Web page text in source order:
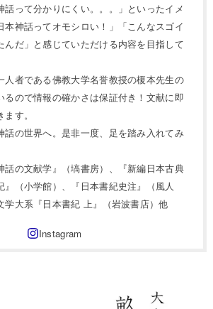
話って分かりにくい。。。」といったイメ
本神話ってオモシロい！」「こんなスゴイ
んだ」と感じていただける内容を目指して
人者である佛教大学名誉教授の榎本先生の
るので情報の確かさは保証付き！文献に即
す。
話の世界へ。是非一度、足を踏み入れてみ
話の文献学』（塙書房）、『新編日本古典
（小学館）、『日本書紀史注』（風人
学大系『日本書紀 上』（岩波書店）他